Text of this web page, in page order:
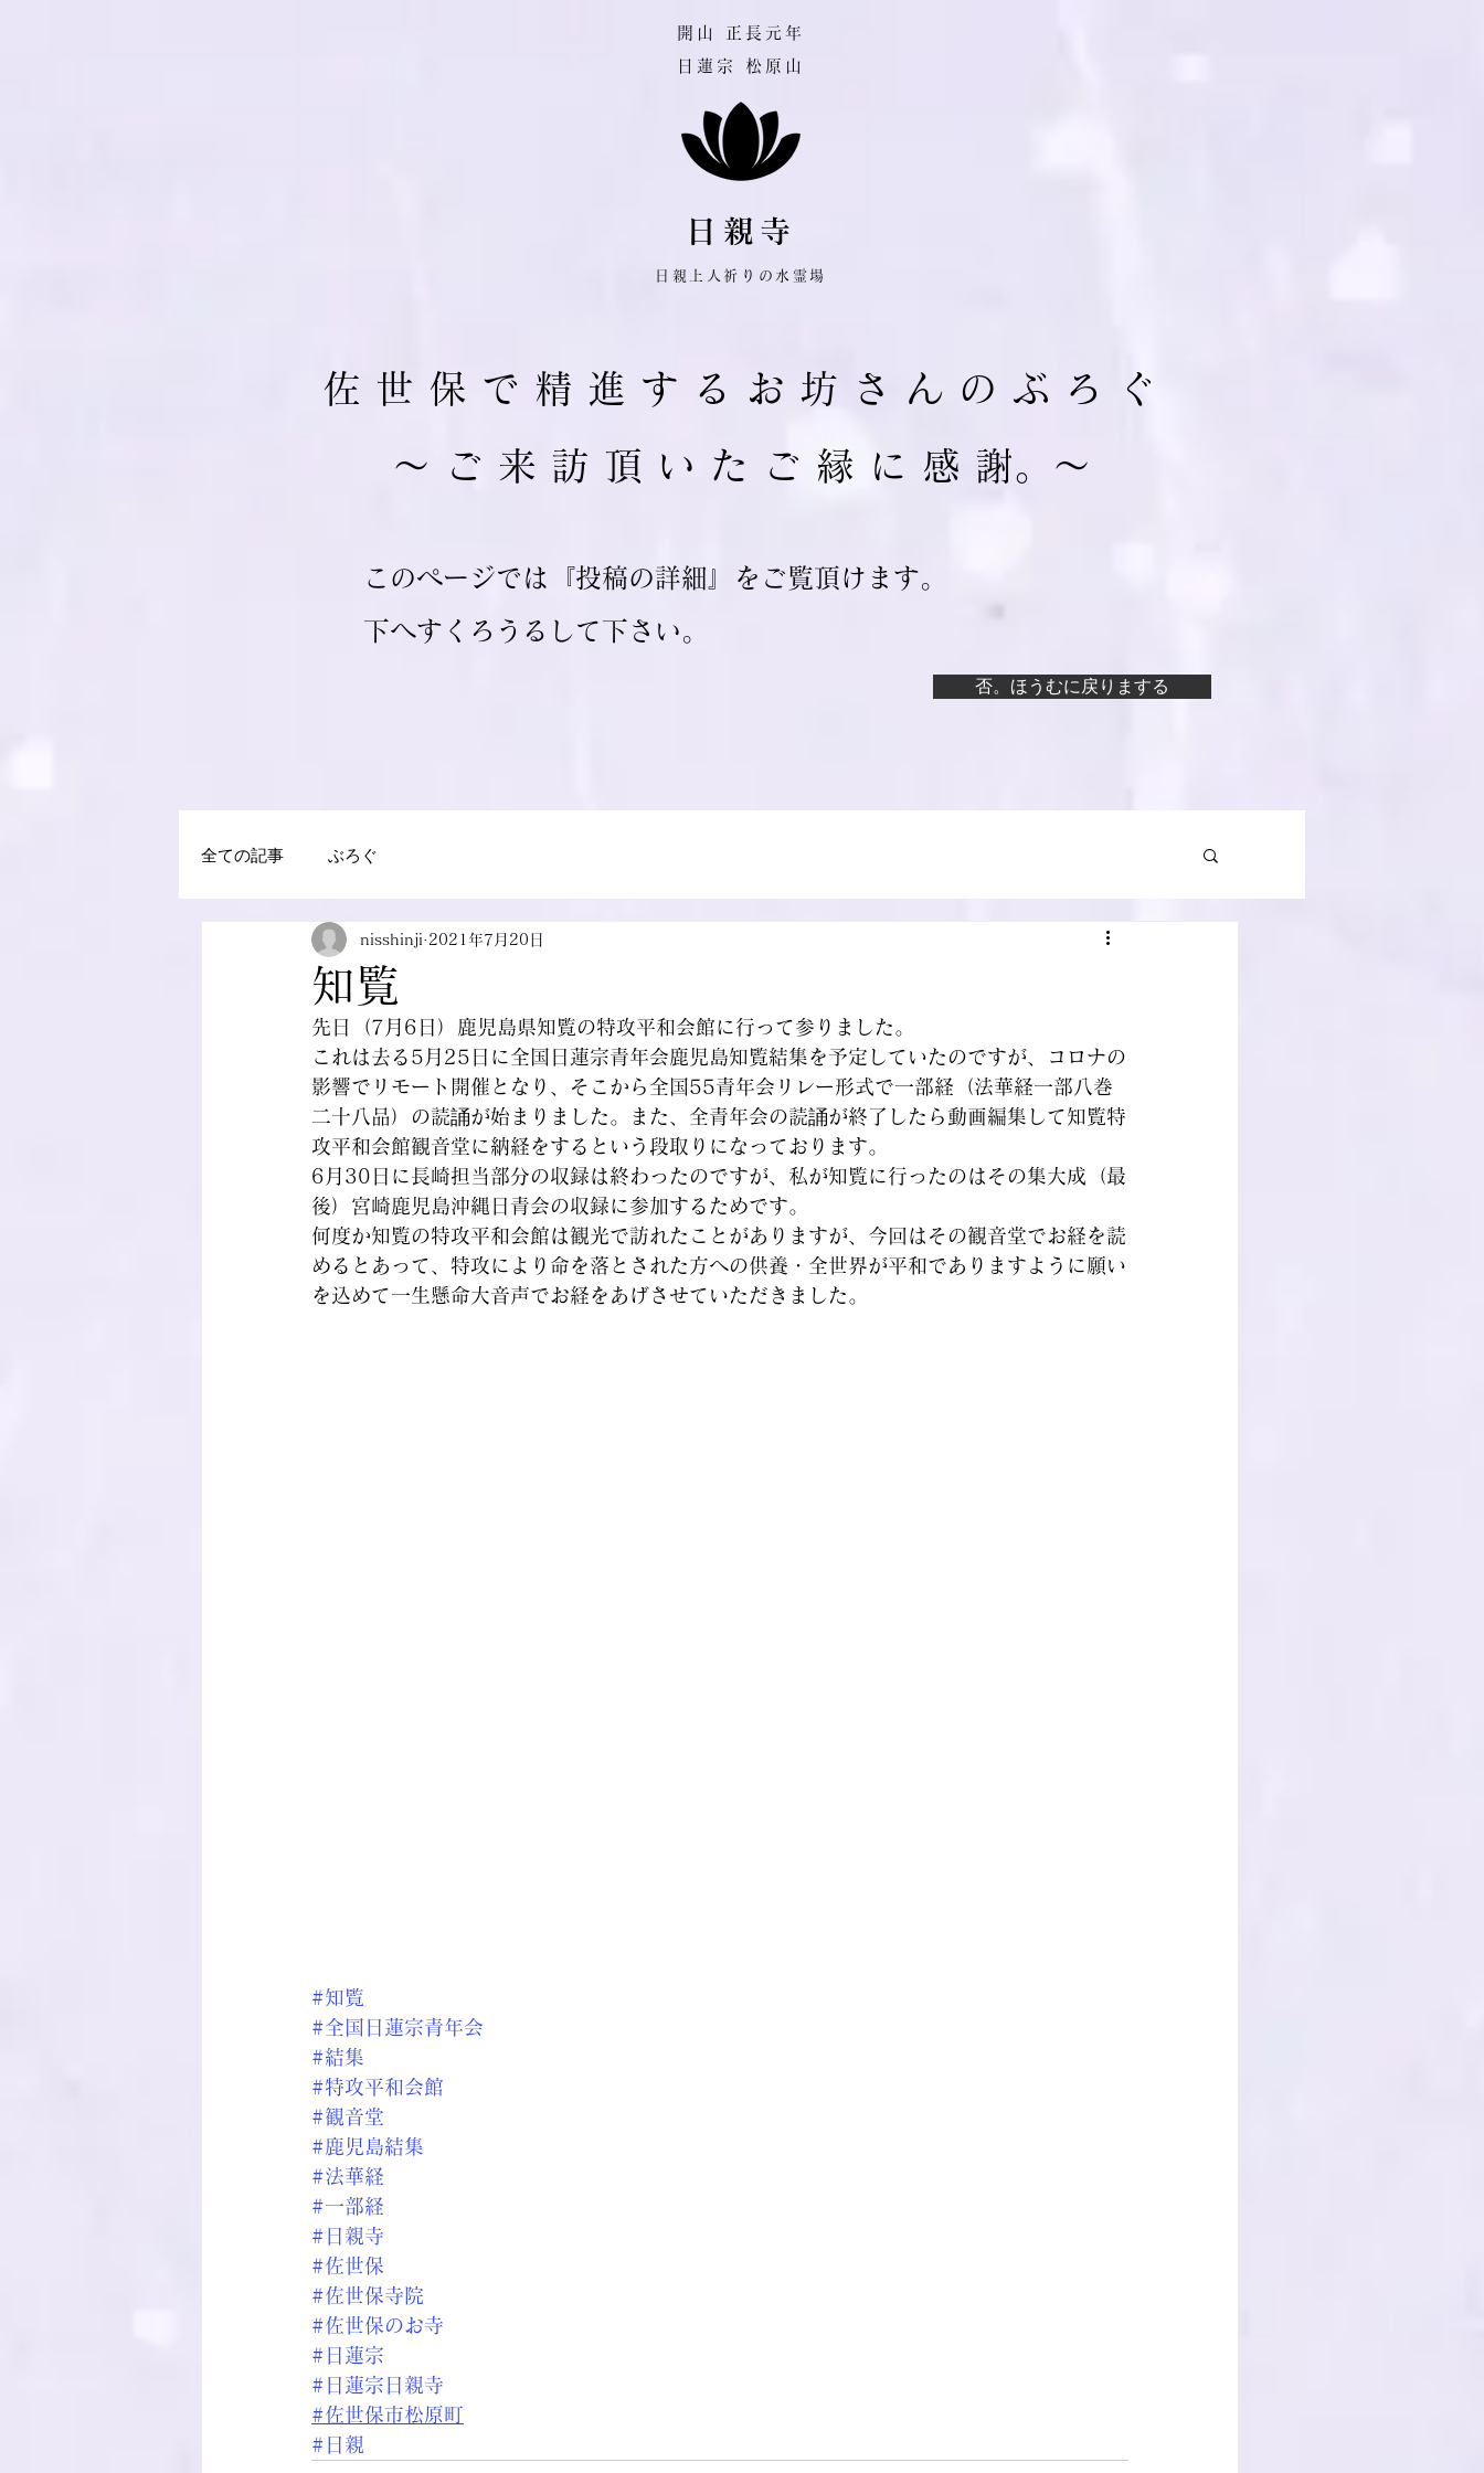
​開山 正長元年
日蓮宗 松原山
日親寺
日親上人祈りの水霊場
佐 世 保 で 精 進 す る お 坊 さ ん の ぶ ろ ぐ
​～ ご 来 訪 頂 い た ご 縁 に 感 謝。～
このページでは『投稿の詳細』をご覧頂けます。
​下へすくろうるして下さい。
否。ほうむに戻りまする
全ての記事 ぶろぐ
知覧
nisshinji 2021年7月20日
先日（7月6日）鹿児島県知覧の特攻平和会館に行って参りました。
これは去る5月25日に全国日蓮宗青年会鹿児島知覧結集を予定していたのですが、コロナの
影響でリモート開催となり、そこから全国55青年会リレー形式で一部経（法華経一部八巻
二十八品）の読誦が始まりました。また、全青年会の読誦が終了したら動画編集して知覧特
攻平和会館観音堂に納経をするという段取りになっております。
6月30日に長崎担当部分の収録は終わったのですが、私が知覧に行ったのはその集大成（最
後）宮崎鹿児島沖縄日青会の収録に参加するためです。
何度か知覧の特攻平和会館は観光で訪れたことがありますが、今回はその観音堂でお経を読
めるとあって、特攻により命を落とされた方への供養・全世界が平和でありますように願い
を込めて一生懸命大音声でお経をあげさせていただきました。
#知覧
#全国日蓮宗青年会
#結集
#特攻平和会館
#観音堂
#鹿児島結集
#法華経
#一部経
#日親寺
#佐世保
#佐世保寺院
#佐世保のお寺
#日蓮宗
#日蓮宗日親寺
#佐世保市松原町
#日親